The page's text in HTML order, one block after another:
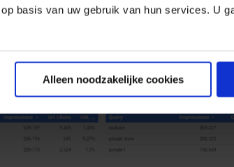
basis van uw gebruik van hun services. U
Alleen noodzakelijke cookies